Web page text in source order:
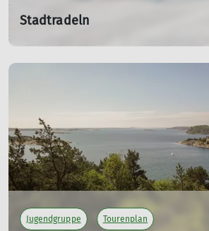
Stadtradeln
Am Samstag, den 13.06 bis Freitag,
Isny" starten würden um wieder eine
erreichen.
PS: Auch bei demEvent am Sonntag
radeln für unseren Sektions-Bus ),
gesammelt werden.
Jugendgruppe Tourenplan